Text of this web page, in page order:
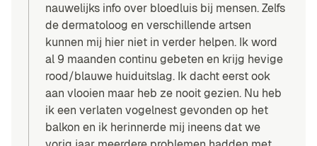
nauwelijks info over bloedluis bij mensen. Zelfs
de dermatoloog en verschillende artsen
kunnen mij hier niet in verder helpen. Ik word
al 9 maanden continu gebeten en krijg hevige
rood/blauwe huiduitslag. Ik dacht eerst ook
aan vlooien maar heb ze nooit gezien. Nu heb
ik een verlaten vogelnest gevonden op het
balkon en ik herinnerde mij ineens dat we